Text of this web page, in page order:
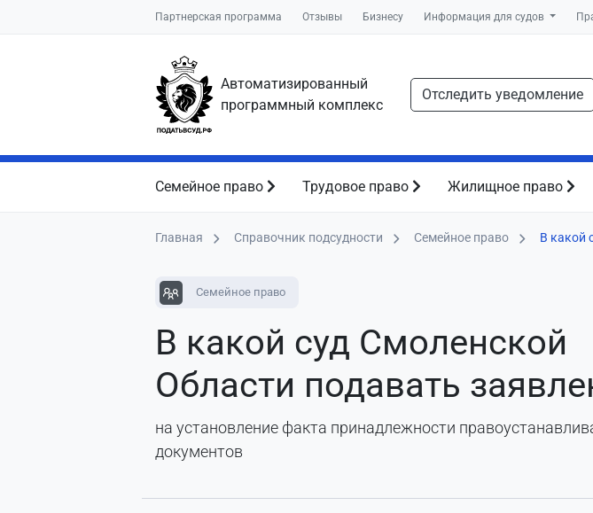
Партнерская программа Отзывы Бизнесу Информация для судов
Автоматизированный
программный комплекс
Отследить уведомление
Семейное право Трудовое право Жилищное право
Главная Справочник подсудности Семейное право В какой
Семейное право
В какой суд Смоленской
Области подавать
на установление факта принадлежности
документов